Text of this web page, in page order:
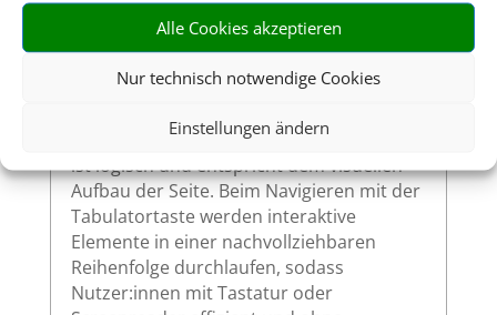
Alle Cookies akzeptieren
Nur technisch notwendige Cookies
Einstellungen ändern
Sinnvolle Fokusreihenfolge bei
Die Fokusreihenfolge auf unserer Website
ist logisch und entspricht dem visuellen
Aufbau der Seite. Beim Navigieren mit der
Tabulatortaste werden interaktive
Elemente in einer nachvollziehbaren
Reihenfolge durchlaufen, sodass
Nutzer:innen mit Tastatur oder